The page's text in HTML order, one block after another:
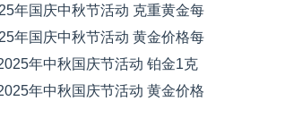
价格每克减120元
年国庆中秋节活动 克重黄金每
年国庆中秋节活动 黄金价格每
年中秋国庆节活动 铂金1克
艺费年中秋国庆节活动 黄金价格